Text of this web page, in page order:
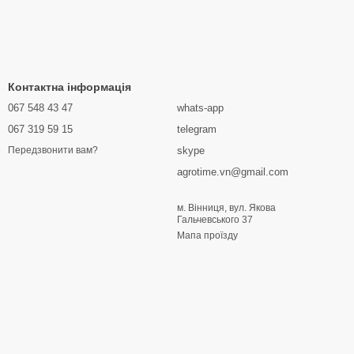
Контактна інформація
067 548 43 47
067 319 59 15
Передзвонити вам?
whats-app
telegram
skype
agrotime.vn@gmail.com
м. Вінниця, вул. Якова
Гальчевського 37
Мапа проїзду